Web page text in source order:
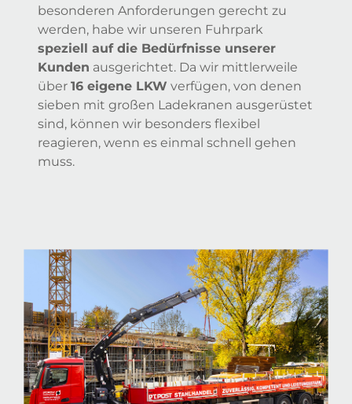
besonderen Anforderungen gerecht zu
werden, habe wir unseren Fuhrpark
speziell auf die Bedürfnisse unserer
Kunden ausgerichtet. Da wir mittlerweile
über 16 eigene LKW verfügen, von denen
sieben mit großen Ladekranen ausgerüstet
sind, können wir besonders flexibel
reagieren, wenn es einmal schnell gehen
muss.